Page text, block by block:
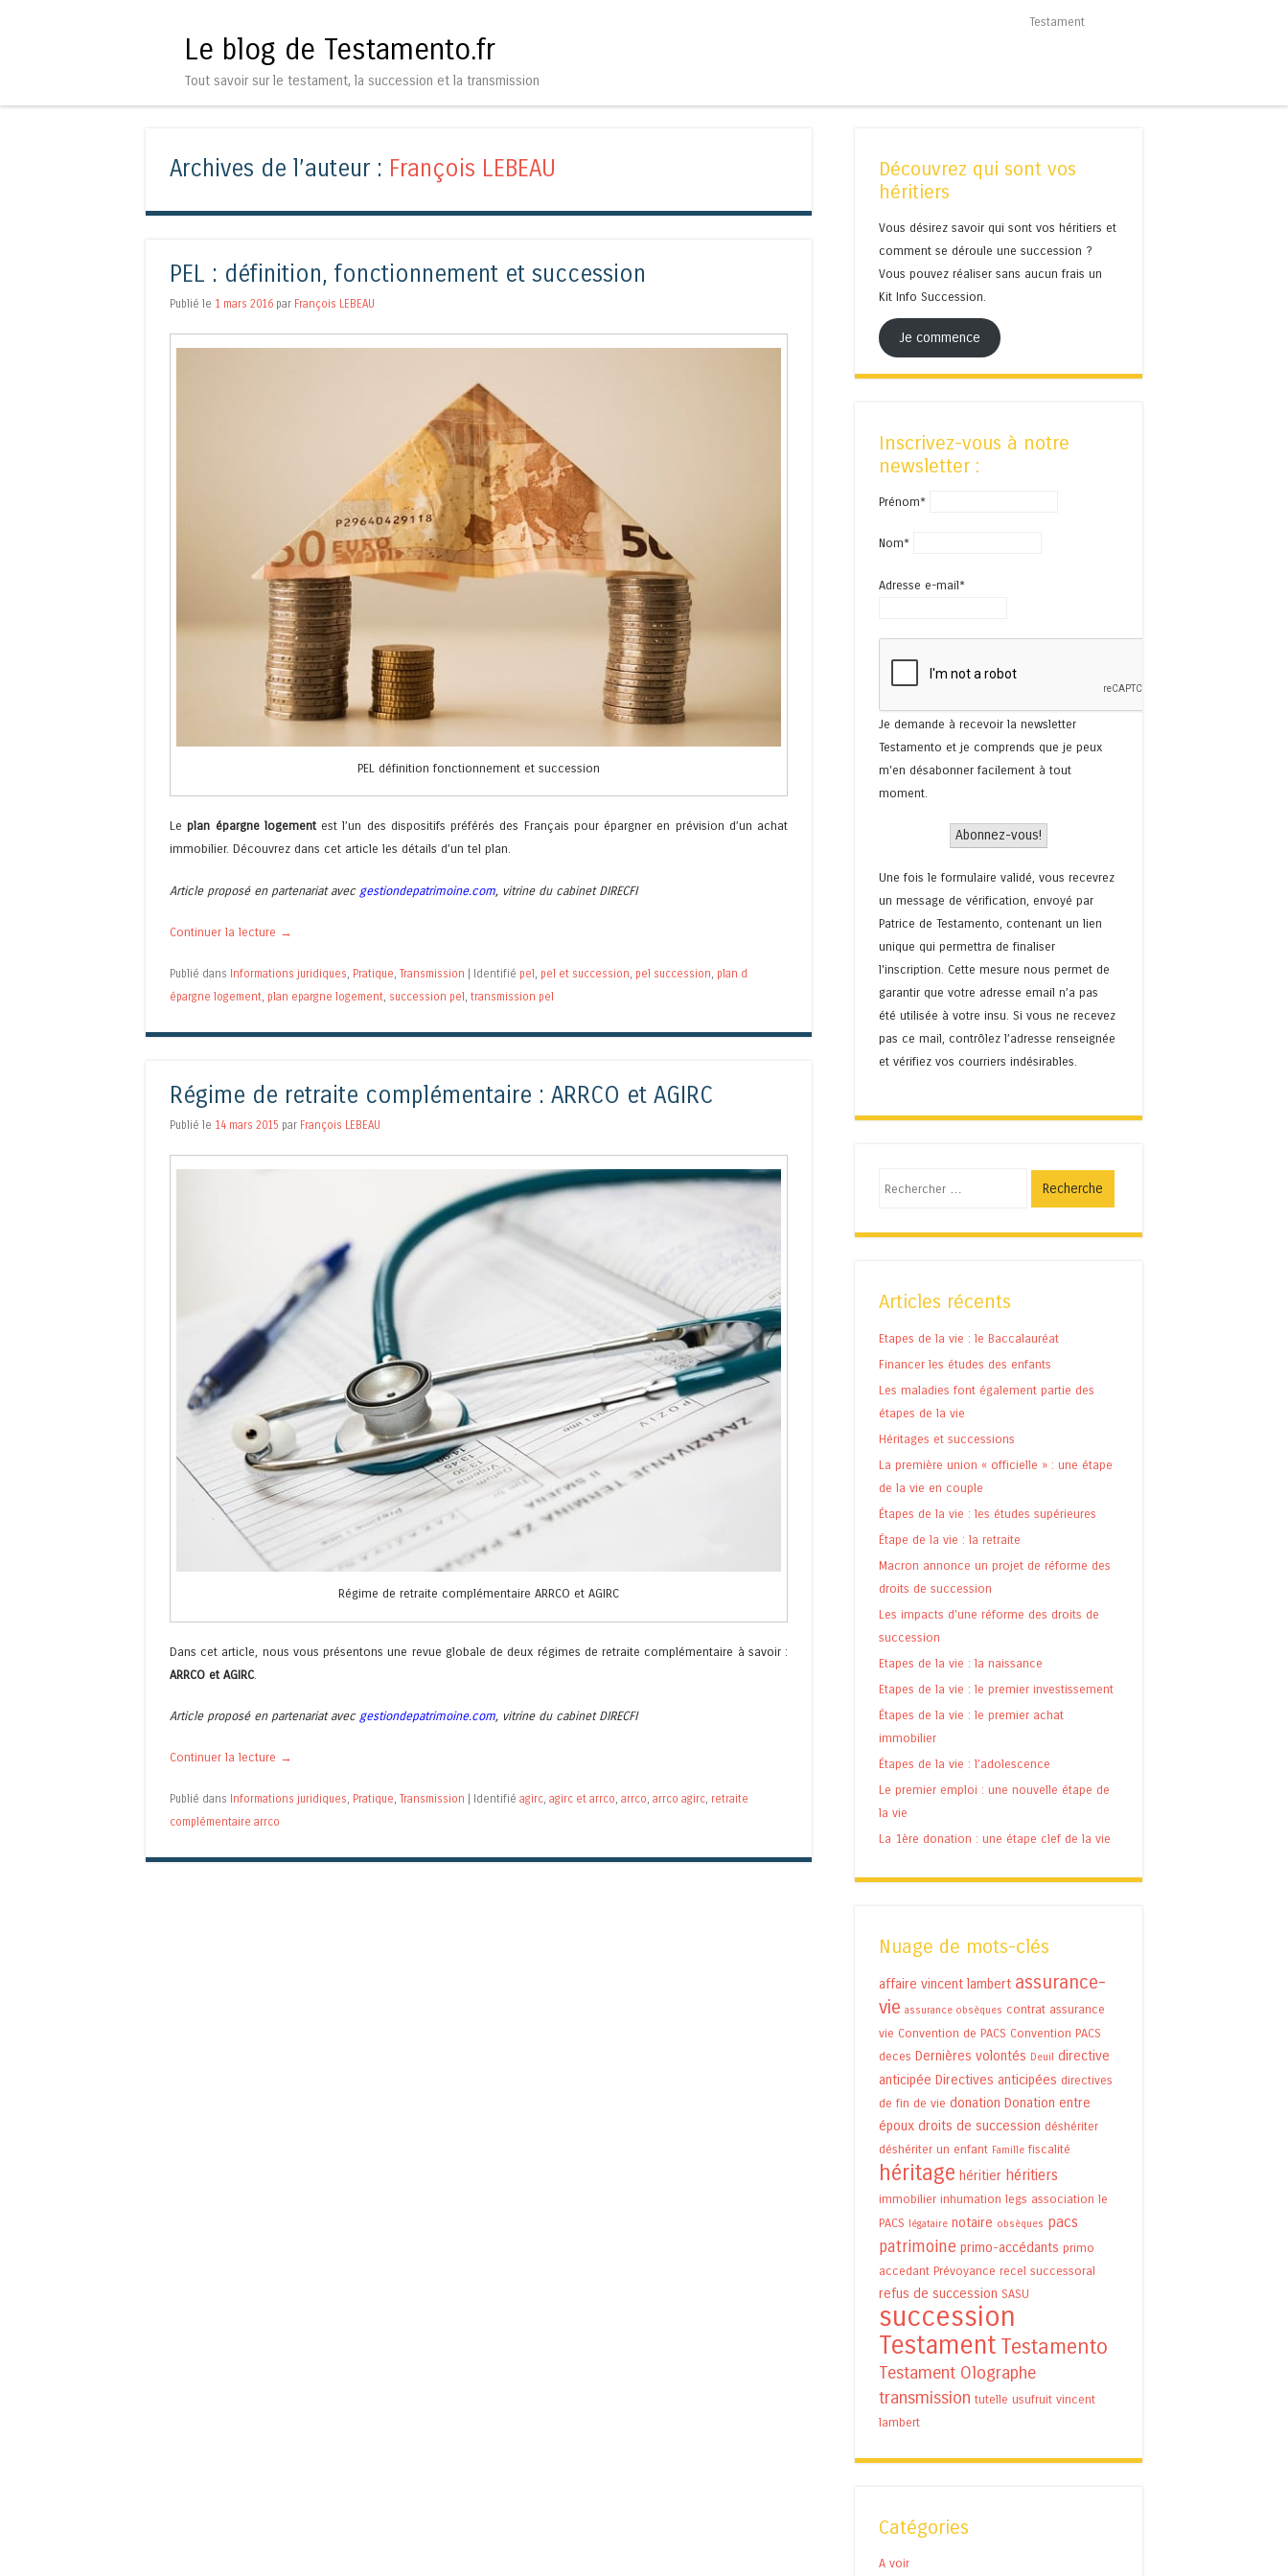
Le blog de Testamento.fr
Tout savoir sur le testament, la succession et la transmission
Testament
Archives de l’auteur : François LEBEAU
PEL : définition, fonctionnement et succession
Publié le 1 mars 2016 par François LEBEAU
PEL définition fonctionnement et succession
Leplan épargne logementest l’un des dispositifs préférés des Français pour épargner en prévision d’un achat
immobilier. Découvrez dans cet article les détails d’un tel plan.
Article proposé en partenariat avec gestiondepatrimoine.com, vitrine du cabinet DIRECFI
Continuer la lecture →
Publié dans Informations juridiques, Pratique, Transmission Identifié pel , pel et succession, pel succession, plan d
épargne logement, plan epargne logement, succession pel , transmission pel
Régime de retraite complémentaire : ARRCO et AGIRC
Publié le 14 mars 2015 par François LEBEAU
Régime de retraite complémentaire ARRCO et AGIRC
Dans cet article, nous vous présentons une revue globale de deux régimes de retraite complémentaire à savoir :
ARRCO et AGIRC
Article proposé en partenariat avec gestiondepatrimoine.com, vitrine du cabinet DIRECFI
Continuer la lecture →
Publié dans Informations juridiques, Pratique, Transmission Identifié agirc, agirc et arrco, arrco, arrco agirc, retraite
complémentaire arrco
Découvrez qui sont vos
héritiers
Vous désirez savoir qui sont vos héritiers et
comment se déroule une succession ?
Vous pouvez réaliser sans aucun frais un
Kit Info Succession.
Je commence
Inscrivez-vous à notre
newsletter :
Prénom*
Nom*
Adresse e-mail*
Je demande à recevoir la newsletter
Testamento et je comprends que je peux
m'en désabonner facilement à tout
moment.
Une fois le formulaire validé, vous recevrez
un message de vérification, envoyé par
Patrice de Testamento, contenant un lien
unique qui permettra de finaliser
l'inscription. Cette mesure nous permet de
garantir que votre adresse email n’a pas
été utilisée à votre insu. Si vous ne recevez
pas ce mail, contrôlez l’adresse renseignée
et vérifiez vos courriers indésirables.
Articles récents
Etapes de la vie : le Baccalauréat
Financer les études des enfants
Les maladies font également partie des
étapes de la vie
Héritages et successions
La première union « officielle » : une étape
de la vie en couple
Étapes de la vie : les études supérieures
Étape de la vie : la retraite
Macron annonce un projet de réforme des
droits de succession
Les impacts d’une réforme des droits de
succession
Etapes de la vie : la naissance
Etapes de la vie : le premier investissement
Étapes de la vie : le premier achat
immobilier
Étapes de la vie : l’adolescence
Le premier emploi : une nouvelle étape de
la vie
La 1ère donation : une étape clef de la vie
Nuage de mots-clés
affaire vincent lambert assurance-
vie assurance obsèques contrat assurance
vie Convention de PACS Convention PACS
deces Dernières volontés Deuil directive
anticipée Directives anticipées directives
de fin de vie donation Donation entre
époux droits de succession déshériter
déshériter un enfant Famille fiscalité
héritage héritier héritiers
immobilier inhumation legs association le
PACS légataire notaire obsèques pacs
patrimoine primo-accédants primo
accedant Prévoyance recel successoral
refus de succession SASU
succession
Testament Testamento
Testament Olographe
transmission tutelle usufruit vincent
lambert
Catégories
A voir